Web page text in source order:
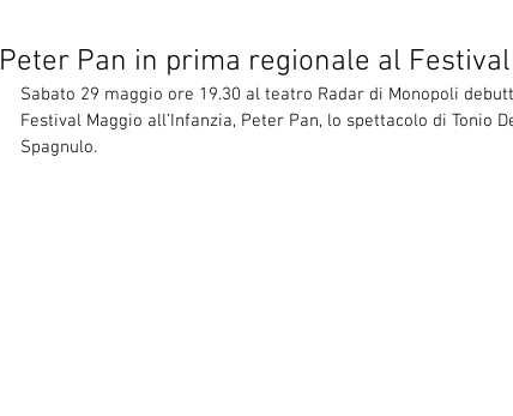
Peter Pan in prima regionale al
Sabato 29 maggio ore 19.30 al teatro Radar di Monopoli
Festival Maggio all’Infanzia, Peter Pan, lo spettacolo di Tonio
Spagnulo.